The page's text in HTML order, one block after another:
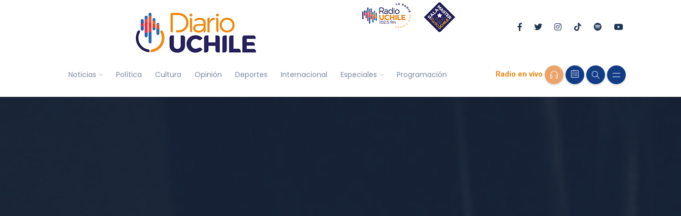
Noticias Política Cultura Opinión Deportes Internacional Especiales Programación Radio en vivo